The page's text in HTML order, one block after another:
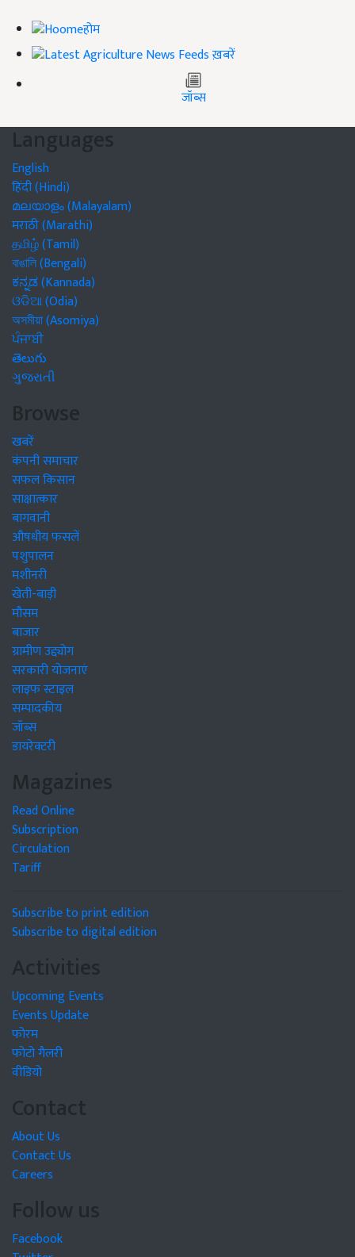
होम
ख़बरें
जॉब्स
Languages
English
हिंदी (Hindi)
മലയാളം (Malayalam)
मराठी (Marathi)
தமிழ் (Tamil)
বাঙালি (Bengali)
ಕನ್ನಡ (Kannada)
ଓଡିଆ (Odia)
অসমীয়া (Asomiya)
ਪੰਜਾਬੀ
తెలుగు
ગુજરાતી
Browse
खबरें
कंपनी समाचार
सफल किसान
साक्षात्कार
बागवानी
औषधीय फसलें
पशुपालन
मशीनरी
खेती-बाड़ी
मौसम
बाजार
ग्रामीण उद्द्योग
सरकारी योजनाएं
लाइफ स्टाइल
सम्पादकीय
जॉब्स
डायरेक्टरी
Magazines
Read Online
Subscription
Circulation
Tariff
Subscribe to print edition
Subscribe to digital edition
Activities
Upcoming Events
Events Update
फोरम
फोटो गैलरी
वीडियो
Contact
About Us
Contact Us
Careers
Follow us
Facebook